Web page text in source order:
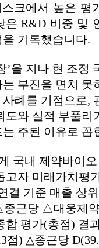
크에서 높은 평
은 R&D 비중 및
기록했습니다.
’을 지나 현 조정
부진을 면치 못
례를 기점으로,
도와 실적 부풀리
주된 이유로 꼽
국내 제약바이
고자 미래가치평
결 기준 매출 상
근당 △대웅제
합 평가(총점) 결
점) △종근당